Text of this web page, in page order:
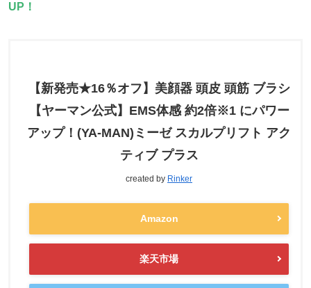
UP！
【新発売★16％オフ】美顔器 頭皮 頭筋 ブラシ
【ヤーマン公式】EMS体感 約2倍※1 にパワー
アップ！(YA-MAN)ミーゼ スカルプリフト アク
ティブ プラス
created by Rinker
Amazon
楽天市場